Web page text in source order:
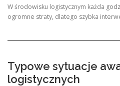
W środowisku logistycznym każda
ogromne straty, dlatego szybka
Typowe sytuacje
logistycznych